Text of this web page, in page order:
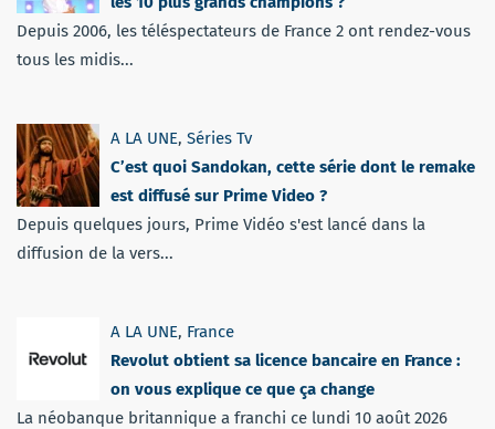
Depuis 2006, les téléspectateurs de France 2 ont rendez-vous
tous les midis...
A LA UNE, Séries Tv
C’est quoi Sandokan, cette série dont le remake
est diffusé sur Prime Video ?
Depuis quelques jours, Prime Vidéo s'est lancé dans la
diffusion de la vers...
A LA UNE, France
Revolut obtient sa licence bancaire en France :
on vous explique ce que ça change
La néobanque britannique a franchi ce lundi 10 août 2026